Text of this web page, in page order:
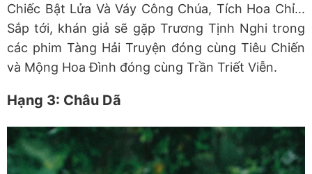
Chiếc Bật Lửa Và Váy Công Chúa, Tích Hoa Chỉ...
Sắp tới, khán giả sẽ gặp Trương Tịnh Nghi trong
các phim Tàng Hải Truyện đóng cùng Tiêu Chiến
và Mộng Hoa Đình đóng cùng Trần Triết Viễn.
Hạng 3: Châu Dã